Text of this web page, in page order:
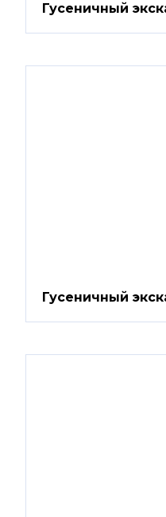
Гусеничный
Гусеничный